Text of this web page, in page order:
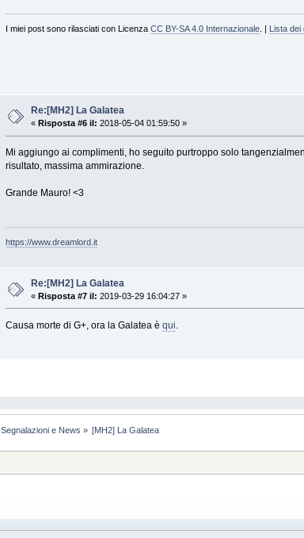
I miei post sono rilasciati con Licenza CC BY-SA 4.0 Internazionale. | Lista dei
Re:[MH2] La Galatea
«Risposta #6 il: 2018-05-04 01:59:50 »
Mi aggiungo ai complimenti, ho seguito purtroppo solo
risultato, massima ammirazione.
Grande Mauro! <3
https://www.dreamlord.it
Re:[MH2] La Galatea
«Risposta #7 il: 2019-03-29 16:04:27 »
Causa morte di G+, ora la Galatea è qui.
Segnalazioni e News » [MH2] La Galatea